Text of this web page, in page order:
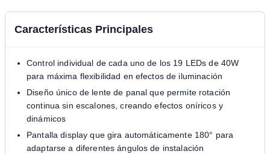
Características Principales
Control individual de cada uno de los 19 LEDs de 40W
para máxima flexibilidad en efectos de iluminación
Diseño único de lente de panal que permite rotación
continua sin escalones, creando efectos oníricos y
dinámicos
Pantalla display que gira automáticamente 180° para
adaptarse a diferentes ángulos de instalación